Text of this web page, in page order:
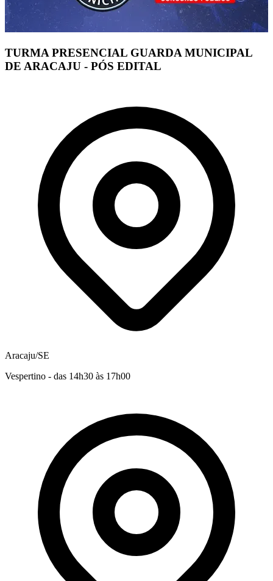
TURMA PRESENCIAL GUARDA MUNICIPAL
DE ARACAJU - PÓS EDITAL
Aracaju/SE
Vespertino - das 14h30 às 17h00